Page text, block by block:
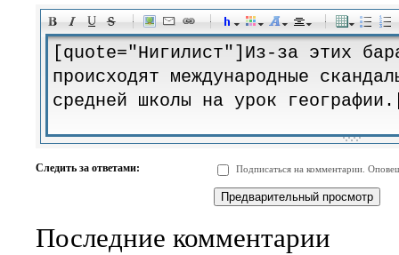
-
-
-
-
-
-
-
-
-
-
-
-
-
-
-
-
-
-
-
-
-
-
-
-
Следить за ответами: Подписаться на комментарии.
Последние комментарии